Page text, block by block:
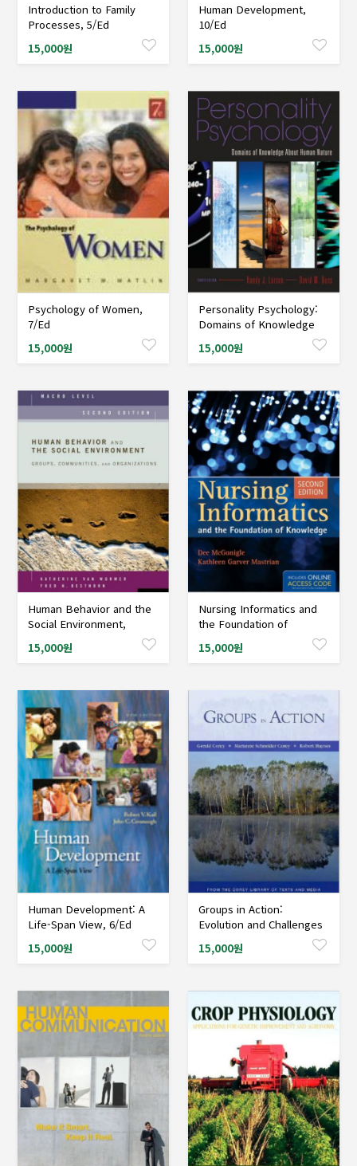
샘플도서신청
Introduction to Family
Processes, 5/Ed
15,000원
샘플도서신청
Human Development,
10/Ed
15,000원
샘플도서신청
Psychology of Women,
7/Ed
15,000원
샘플도서신청
Personality Psychology:
Domains of Knowledge
4/Ed
15,000원
샘플도서신청
Human Behavior and the
Social Environment,
Communities, and
15,000원
샘플도서신청
Nursing Informatics and
the Foundation of
15,000원
샘플도서신청
Human Development: A
Life-Span View, 6/Ed
15,000원
샘플도서신청
Groups in Action:
Evolution and Challenges
15,000원